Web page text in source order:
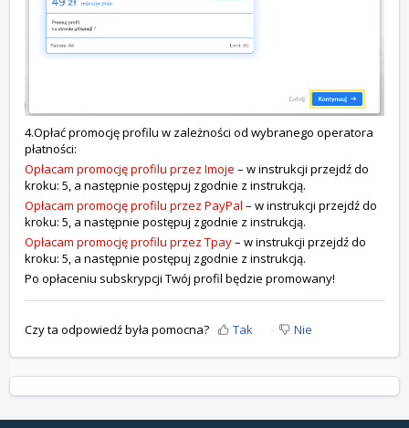
4.Opłać promocję profilu w zależności od wybranego operatora
płatności:
Opłacam promocję profilu przez Imoje – w instrukcji przejdź do
kroku: 5, a następnie postępuj zgodnie z instrukcją.
Opłacam promocję profilu przez PayPal – w instrukcji przejdź do
kroku: 5, a następnie postępuj zgodnie z instrukcją.
Opłacam promocję profilu przez Tpay– w instrukcji przejdź do
kroku: 5, a następnie postępuj zgodnie z instrukcją.
Po opłaceniu subskrypcji Twój profil będzie promowany!
Czy ta odpowiedź była pomocna? Tak Nie